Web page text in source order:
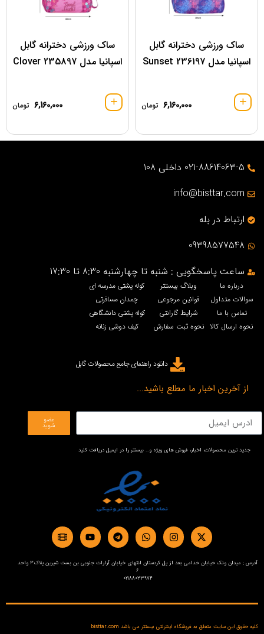
ساک ورزشی دخترانه گابل
اسپانیا مدل 236197 Sunset
6,160,000 تومان
ساک ورزشی دخترانه گابل
اسپانیا مدل 235897 Clover
6,160,000 تومان
021-88614063-5 داخلی 108
info@bisttar.com
ارتباط در بله
09398577548
ساعت پاسخگویی : شنبه تا چهارشنبه 8:30 تا 17:30
درباره ما
سوالات متداول
تماس با ما
نحوه ارسال کالا
وبلاگ بیستتر
قوانین مرجوعی
شرایط گارانتی
نحوه ثبت سفارش
کوله پشتی مدرسه ای
چمدان مسافرتی
کوله پشتی دانشگاهی
کیف دوشی زنانه
دانلود راهنمای جامع محصولات گابل
از آخرین اخبار ما مطلع باشید...
عضو
شوید
جدید ترین محصولات، اخبار، فروش های ویژه و… بیستتر را در ایمیل دریافت کنید
آدرس : میدان ونک خیابان خدامی بعد از پل کردستان انتهای خیابان آرارات جنوبی بن بست شیرین پلاک3 واحد
6
02188033974
کلیه حقوق این سایت متعلق به فروشگاه اینترنتی بیستتر می باشد bisttar.com